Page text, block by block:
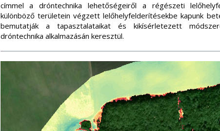
címmel a dróntechnika lehetőségeiről a régészeti
különböző területein végzett lelőhelyfelderítésekbe kapunk
bemutatják a tapasztalataikat és kikísérletezett
dróntechnika alkalmazásán keresztül.